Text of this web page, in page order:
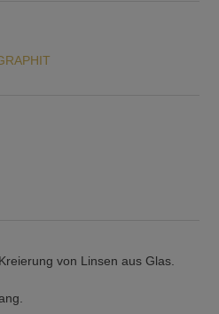
von Linsen aus Glas.